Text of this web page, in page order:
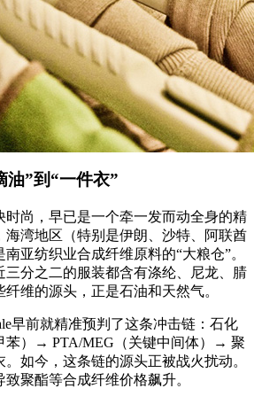
油”到“一件衣”
时尚，早已是一个牵一发而动全身的精
海湾地区（特别是伊朗、沙特、阿联酋
亚纺织业合成纤维原料的“大粮仓”。
三分之二的服装都含有涤纶、尼龙、腈
维的源头，正是石油和天然气。
早前就精准预判了这条冲击链：石化
苯）→ PTA/MEG（关键中间体）→ 聚
如今，这条链的源头正被战火扰动。
聚酯等合成纤维价格飙升。